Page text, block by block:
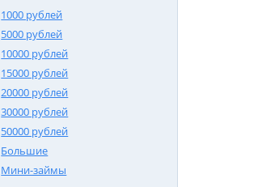
1000 рублей
5000 рублей
10000 рублей
15000 рублей
20000 рублей
30000 рублей
50000 рублей
Большие
Мини-займы